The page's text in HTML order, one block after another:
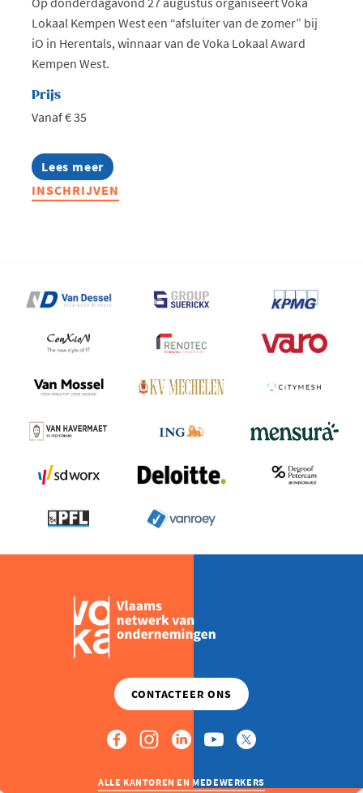
Lokaal Kempen West een “afsluiter van de zomer” bij
iO in Herentals, winnaar van de Voka Lokaal Award
Kempen West.
Prijs
Vanaf € 35
Lees meer
about
West
goes
INSCHRIJVEN
ALLE KANTOREN EN MEDEWERKERS